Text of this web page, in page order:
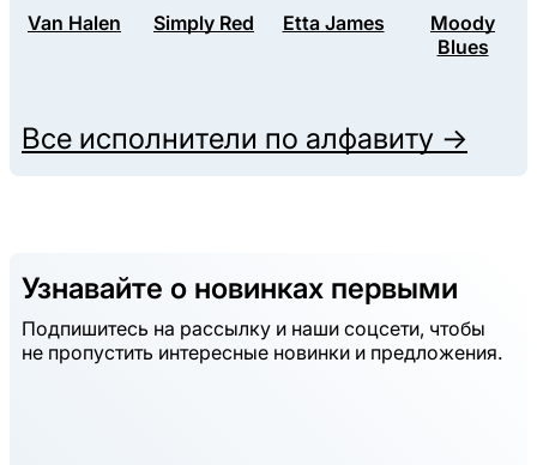
Van Halen Simply Red Etta James
Moody
Blues
Все исполнители по алфавиту →
Узнавайте о новинках первыми
Подпишитесь на рассылку и наши соцсети, чтобы
не пропустить интересные новинки и предложения.